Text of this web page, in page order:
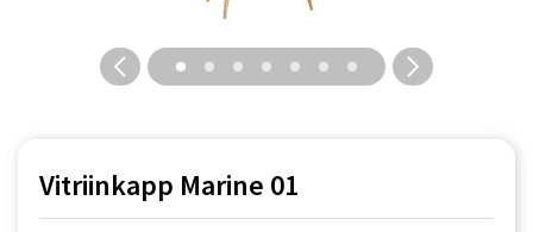
Vitriinkapp Marine 01